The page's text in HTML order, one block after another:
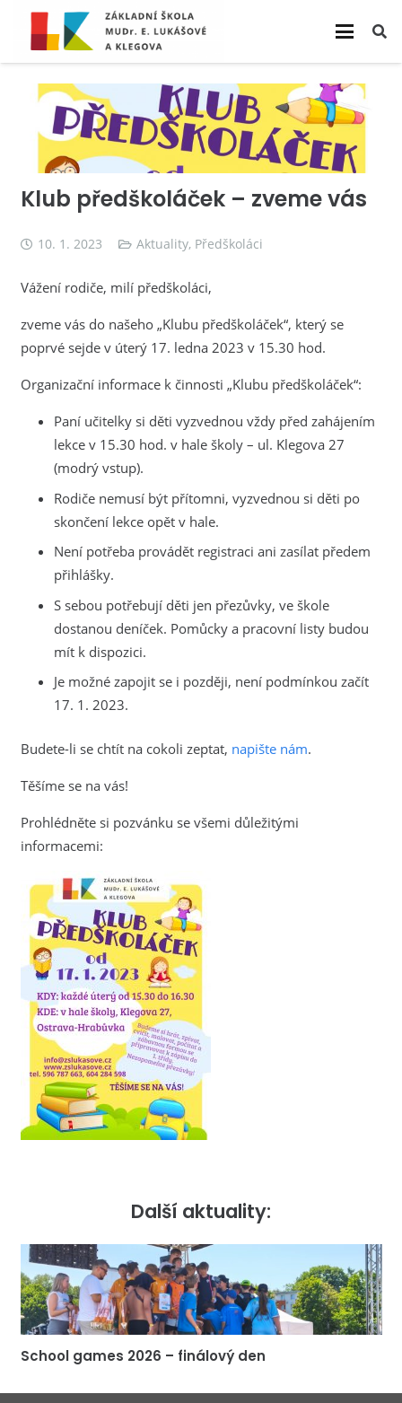
Klub předškoláček – zveme vás
10. 1. 2023 Aktuality, Předškoláci
Vážení rodiče, milí předškoláci,
zveme vás do našeho „Klubu předškoláček“, který se
poprvé sejde v úterý 17. ledna 2023 v 15.30 hod.
Organizační informace k činnosti „Klubu předškoláček“:
Paní učitelky si děti vyzvednou vždy před zahájením
lekce v 15.30 hod. v hale školy – ul. Klegova 27
(modrý vstup).
Rodiče nemusí být přítomni, vyzvednou si děti po
skončení lekce opět v hale.
Není potřeba provádět registraci ani zasílat předem
přihlášky.
S sebou potřebují děti jen přezůvky, ve škole
dostanou deníček. Pomůcky a pracovní listy budou
mít k dispozici.
Je možné zapojit se i později, není podmínkou začít
17. 1. 2023.
Budete-li se chtít na cokoli zeptat, napište nám.
Těšíme se na vás!
Prohlédněte si pozvánku se všemi důležitými
informacemi:
Další aktuality:
School games 2026 – finálový den